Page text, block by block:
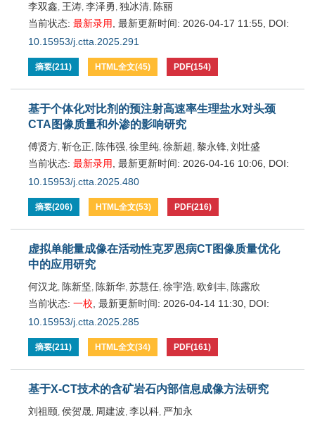
李双鑫, 王涛, 李泽勇, 独冰清, 陈丽
当前状态: 最新录用 最新更新时间: 2026-04-17 11:55 DOI:
10.15953/j.ctta.2025.291
摘要(211) HTML全文(45) PDF(154)
基于个体化对比剂的预注射高速率生理盐水对头颈
CTA图像质量和外渗的影响研究
傅贤方, 靳仓正, 陈伟强, 徐里纯, 徐新超 , 黎永锋, 刘壮盛
当前状态: 最新录用 最新更新时间: 2026-04-16 10:06
DOI:
10.15953/j.ctta.2025.480
摘要(206) HTML全文(53) PDF(216)
虚拟单能量成像在活动性克罗恩病CT图像质量优化
中的应用研究
何汉龙, 陈新坚, 陈新华, 苏慧任, 徐宇浩, 欧剑丰, 陈露欣
当前状态: 一校 最新更新时间: 2026-04-14 11:30 DOI:
10.15953/j.ctta.2025.285
摘要(211) HTML全文(34) PDF(161)
基于X-CT技术的含矿岩石内部信息成像方法研究
刘祖颐, 侯贺晟, 周建波, 李以科, 严加永